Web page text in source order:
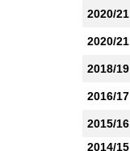
2020/21
2020/21
2018/19
2016/17
2015/16
2014/15